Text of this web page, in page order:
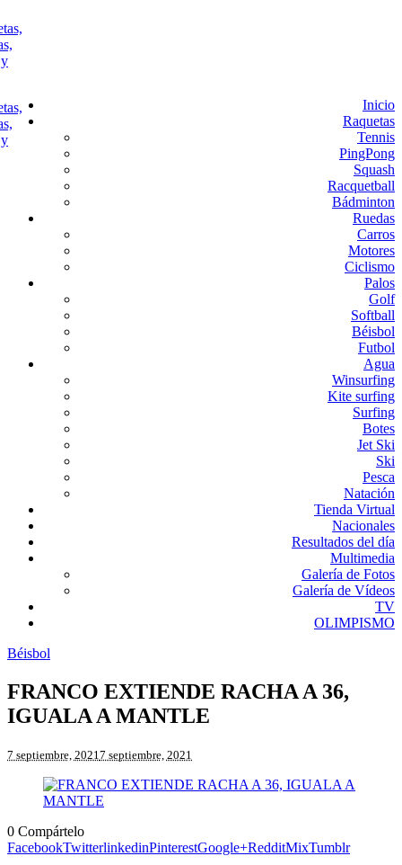
Inicio
Raquetas
Tennis
PingPong
Squash
Racquetball
Bádminton
Ruedas
Carros
Motores
Ciclismo
Palos
Golf
Softball
Béisbol
Futbol
Agua
Winsurfing
Kite surfing
Surfing
Botes
Jet Ski
Ski
Pesca
Natación
Tienda Virtual
Nacionales
Resultados del día
Multimedia
Galería de Fotos
Galería de Vídeos
TV
OLIMPISMO
Béisbol
FRANCO EXTIENDE RACHA A 36,
IGUALA A MANTLE
7 septiembre, 2021 7 septiembre, 2021
0 Compártelo
FacebookTwitterlinkedinPinterestGoogle+RedditMixTumblr